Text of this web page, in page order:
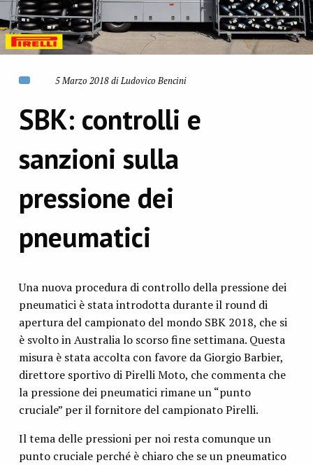
5 Marzo 2018 di Ludovico Bencini
SBK: controlli e
sanzioni sulla
pressione dei
pneumatici
Una nuova procedura di controllo della pressione dei
pneumatici è stata introdotta durante il round di
apertura del campionato del mondo SBK 2018, che si
è svolto in Australia lo scorso fine settimana. Questa
misura è stata accolta con favore da Giorgio Barbier,
direttore sportivo di Pirelli Moto, che commenta che
la pressione dei pneumatici rimane un “punto
cruciale” per il fornitore del campionato Pirelli.
Il tema delle pressioni per noi resta comunque un
punto cruciale perché è chiaro che se un pneumatico